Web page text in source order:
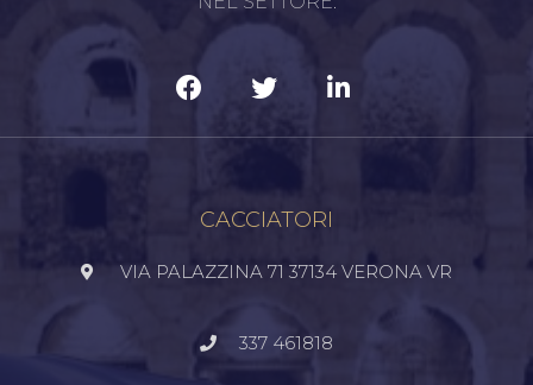
CACCIATORI
VIA PALAZZINA 71 37134 VERONA VR
337 461818